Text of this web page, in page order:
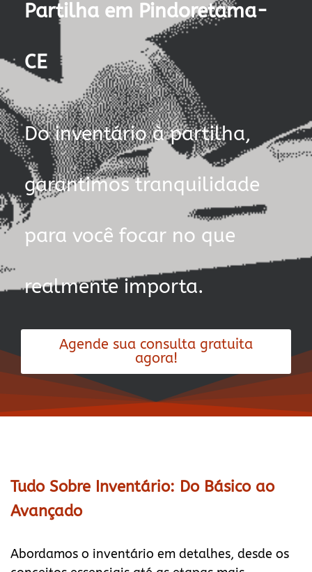
Partilha em Pindoretama-
CE
Do inventário à partilha,
garantimos tranquilidade
para você focar no que
realmente importa.
Agende sua consulta gratuita
agora!
Tudo Sobre Inventário: Do Básico ao
Avançado
Abordamos o inventário em detalhes, desde os